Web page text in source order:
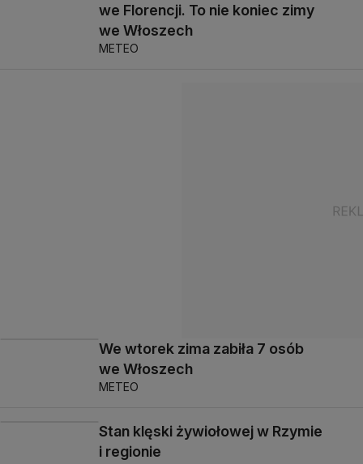
we Florencji. To nie koniec zimy
we Włoszech
METEO
We wtorek zima zabiła 7 osób
we Włoszech
METEO
Stan klęski żywiołowej w Rzymie
i regionie